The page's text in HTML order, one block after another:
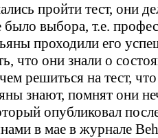
пройти тест, они
было выбора, т.е.
проходили его
что они знали о
решиться на тест, что
знают, помнят они
опубликовал
в мае в журнале